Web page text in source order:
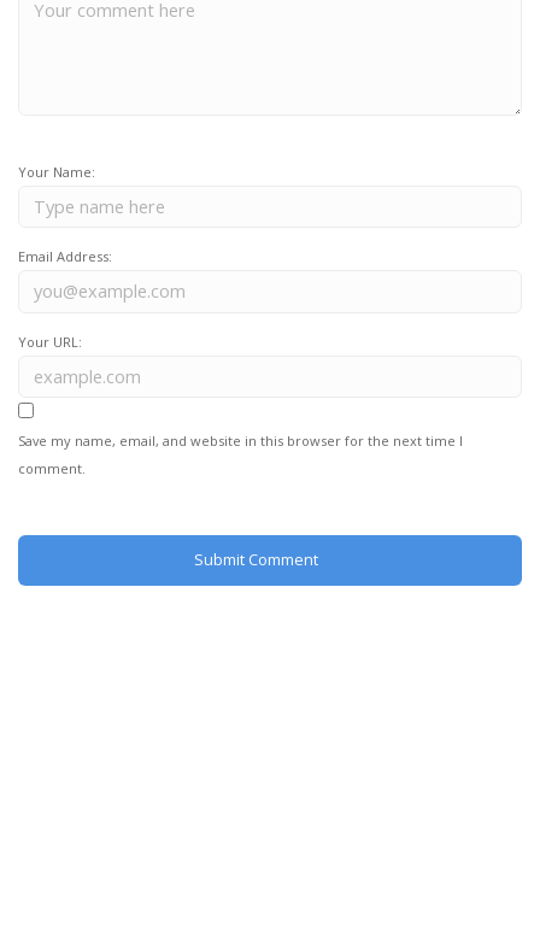
Your Name:
Email Address:
Your URL:
Save my name, email, and website in this browser for the next time I
comment.